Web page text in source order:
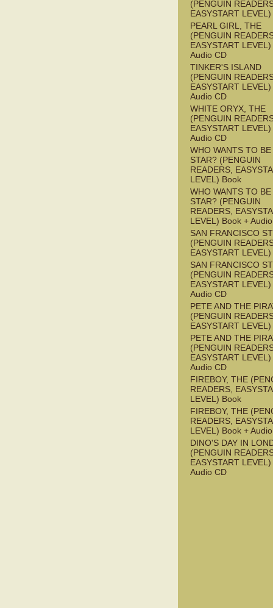
(PENGUIN
EASYSTART
PEARL GIRL, THE
(PENGUIN
EASYSTART
Audio CD
TINKER'S ISLAND
(PENGUIN
EASYSTART
Audio CD
WHITE ORYX, THE
(PENGUIN
EASYSTART
Audio CD
WHO WANTS TO BE
STAR? (PENGUIN
READERS,
LEVEL) Book
WHO WANTS TO BE
STAR? (PENGUIN
READERS,
LEVEL) Book +
SAN FRANCISCO
(PENGUIN
EASYSTART
SAN FRANCISCO
(PENGUIN
EASYSTART
Audio CD
PETE AND THE
(PENGUIN
EASYSTART
PETE AND THE
(PENGUIN
EASYSTART
Audio CD
FIREBOY, THE
READERS,
LEVEL) Book
FIREBOY, THE
READERS,
LEVEL) Book +
DINO'S DAY IN
(PENGUIN
EASYSTART
Audio CD